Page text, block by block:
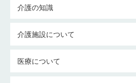
介護の知識
介護施設について
医療について